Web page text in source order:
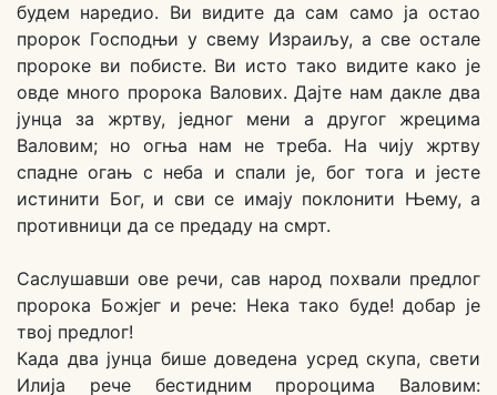
будем наредио. Ви видите да сам само ја остао
пророк Господњи у свему Израиљу, а све остале
пророке ви побисте. Ви исто тако видите како је
овде много пророка Валових. Дајте нам дакле два
јунца за жртву, једног мени а другог жрецима
Валовим; но огња нам не треба. На чију жртву
спадне огањ с неба и спали је, бог тога и јесте
истинити Бог, и сви се имају поклонити Њему, а
противници да се предаду на смрт.
Саслушавши ове речи, сав народ похвали предлог
пророка Божјег и рече: Нека тако буде! добар је
твој предлог!
Када два јунца бише доведена усред скупа, свети
Илија рече бестидним пророцима Валовим: